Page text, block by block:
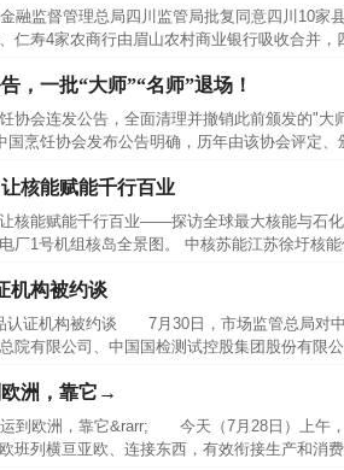
监督管理总局四川监管局批复同意四川10
仁寿4家农商行由眉山农村商业银行吸收合并
，一批“大师”“名师”退场！
会连发公告，全面清理并撤销此前颁发的"大
饪协会发布公告明确，历年由该协会评定、
核能赋能千行百业
核能赋能千行百业——探访全球最大核能与石
厂1号机组核岛全景图。 中核苏能江苏徐圩核
机构被约谈
证机构被约谈 7月30日，市场监管总局对中
院有限公司、中国国检测试控股集团股份有限
洲，靠它→
欧洲，靠它&rarr; 今天（7月28日）上午，
班列横亘亚欧、连接东西，有效衔接生产和消